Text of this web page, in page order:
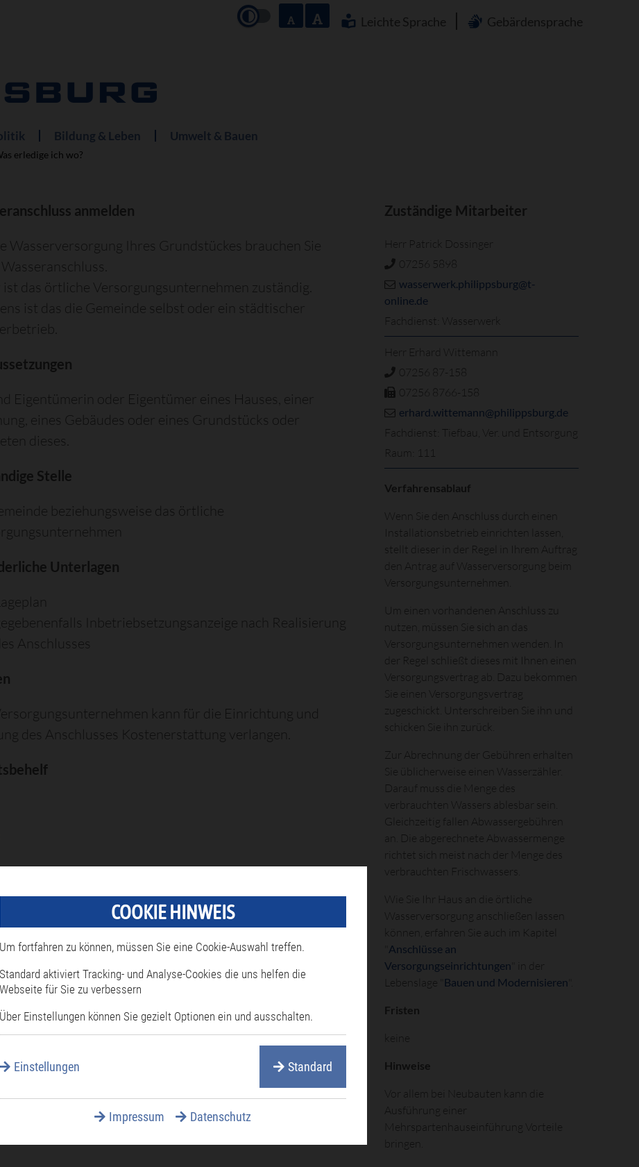
Leichte Sprache Gebärdensprache
Bildung & Leben Umwelt & Bauen
erledige ich wo?
anmelden
Wasserversorgung Ihres Grundstückes brauchen Sie
das örtliche Versorgungsunternehmen zuständig.
ist das die Gemeinde selbst oder ein städtischer
Eigentümerin oder Eigentümer eines Hauses, einer
eines Gebäudes oder eines Grundstücks oder
dieses.
Stelle
beziehungsweise das örtliche
Unterlagen
Inbetriebsetzungsanzeige nach Realisierung
Anschlusses
kann für die Einrichtung und
des Anschlusses Kostenerstattung verlangen.
Zuständige Mitarbeiter
Herr Patrick Dossinger
07256 5898
wasserwerk.philippsburg@t-
online.de
Fachdienst: Wasserwerk
Herr Erhard Wittemann
07256 87-158
07256 8766-158
erhard.wittemann@philippsburg.de
Fachdienst: Tiefbau, Ver. und Entsorgung
Raum: 111
Verfahrensablauf
Wenn Sie den Anschluss durch einen
Installationsbetrieb einrichten lassen,
stellt dieser in der Regel in Ihrem Auftrag
den Antrag auf Wasserversorgung beim
Versorgungsunternehmen.
Um einen vorhandenen Anschluss zu
nutzen, müssen Sie sich an das
Versorgungsunternehmen wenden. In
der Regel schließt dieses mit Ihnen einen
Versorgungsvertrag ab. Dazu bekommen
Sie einen Versorgungsvertrag
zugeschickt. Unterschreiben Sie ihn und
schicken Sie ihn zurück.
Zur Abrechnung der Gebühren erhalten
Sie üblicherweise einen Wasserzähler.
Darauf muss die Menge des
verbrauchten Wassers ablesbar sein.
Gleichzeitig fallen Abwassergebühren
an. Die abgerechnete Abwassermenge
richtet sich meist nach der Menge des
verbrauchten Frischwassers.
Wie Sie Ihr Haus an die örtliche
Wasserversorgung anschließen lassen
können, erfahren Sie auch im Kapitel
Anschlüsse an
Versorgungseinrichtungen
" in der
Lebenslage "
Bauen und Modernisieren
Fristen
keine
Hinweise
Vor allem bei Neubauten kann die
Ausführung einer
Mehrspartenhauseinführung Vorteile
bringen.
COOKIE HINWEIS
Um fortfahren zu können, müssen Sie eine Cookie-Auswahl treffen.
Standard aktiviert Tracking- und Analyse-Cookies die uns helfen die
Webseite für Sie zu verbessern
Über Einstellungen können Sie gezielt Optionen ein und ausschalten.
Einstellungen Standard
Impressum Datenschutz